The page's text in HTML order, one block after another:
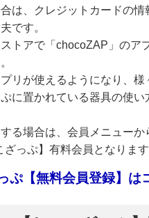
は、クレジットカードの
です。
トアで「chocoZAP」のア
リが使えるようになり、
に置かれている器具の使
る場合は、会員メニュー
っぷ】有料会員となります
ぷ【無料会員登録】は